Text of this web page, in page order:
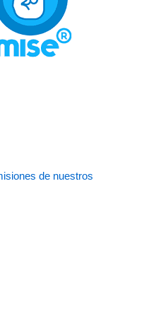
de nuestros